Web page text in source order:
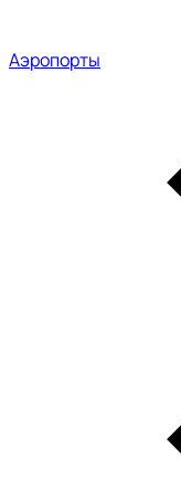
Аэропорты